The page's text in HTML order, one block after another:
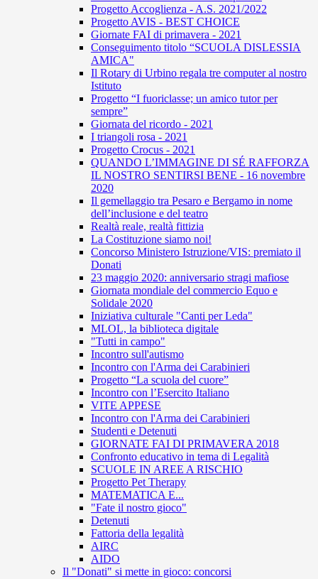
Progetto Accoglienza - A.S. 2021/2022
Progetto AVIS - BEST CHOICE
Giornate FAI di primavera - 2021
Conseguimento titolo “SCUOLA DISLESSIA
AMICA"
Il Rotary di Urbino regala tre computer al nostro
Istituto
Progetto “I fuoriclasse; un amico tutor per
sempre”
Giornata del ricordo - 2021
I triangoli rosa - 2021
Progetto Crocus - 2021
QUANDO L’IMMAGINE DI SÉ RAFFORZA
IL NOSTRO SENTIRSI BENE - 16 novembre
2020
Il gemellaggio tra Pesaro e Bergamo in nome
dell’inclusione e del teatro
Realtà reale, realtà fittizia
La Costituzione siamo noi!
Concorso Ministero Istruzione/VIS: premiato il
Donati
23 maggio 2020: anniversario stragi mafiose
Giornata mondiale del commercio Equo e
Solidale 2020
Iniziativa culturale "Canti per Leda"
MLOL, la biblioteca digitale
"Tutti in campo"
Incontro sull'autismo
Incontro con l'Arma dei Carabinieri
Progetto “La scuola del cuore”
Incontro con l’Esercito Italiano
VITE APPESE
Incontro con l'Arma dei Carabinieri
Studenti e Detenuti
GIORNATE FAI DI PRIMAVERA 2018
Confronto educativo in tema di Legalità
SCUOLE IN AREE A RISCHIO
Progetto Pet Therapy
MATEMATICA E...
"Fate il nostro gioco"
Detenuti
Fattoria della legalità
AIRC
AIDO
Il "Donati" si mette in gioco: concorsi